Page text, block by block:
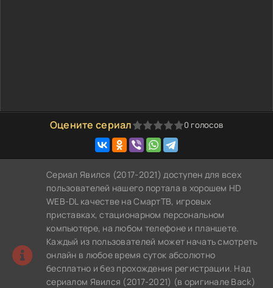
Оцените сериал
1 2 3 4 5 0 голосов
Сериал Явился (2017-2021) доступен для всех
пользователей нашего портала в хорошем HD
WEB-DL качестве на СмартТВ, игровых
приставках, стационарном персональном
компьютере, на любом телефоне и планшете.
Каждый из пользователей может начать смотреть
онлайн в любое время суток абсолютно
бесплатно и без прохождения регистрации. Над
сериалом Явился (2017-2021) (в оригинале Back)